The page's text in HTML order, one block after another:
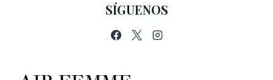
SÍGUENOS